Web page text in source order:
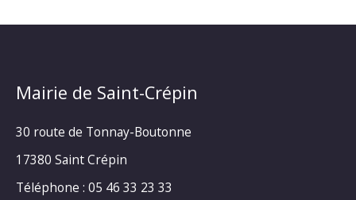
Mairie de Saint-Crépin
30 route de Tonnay-Boutonne
17380 Saint Crépin
Téléphone : 05 46 33 23 33